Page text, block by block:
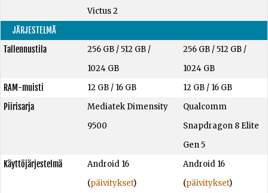
Victus 2
JÄRJESTELMÄ
Tallennustila
256 GB/512 GB/
1024 GB
256 GB /512 GB /
1024 GB
RAM-muisti
12 GB/ 16 GB 12 GB / 16 GB
Piirisarja
Mediatek Dimensity
9500
Qualcomm
Snapdragon 8 Elite
Gen 5
Käyttöjärjestelmä
Android 16
(päivitykset)
Android 16
(päivitykset)